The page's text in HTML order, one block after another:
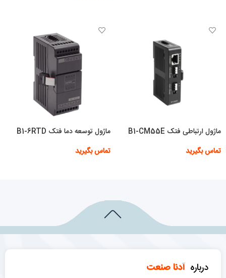
ماژول ارتباطی فتک B1-CM55E
تماس بگیرید
ماژول توسعه دما فتک B1-6RTD
تماس بگیرید
درباره آدنا صنعت